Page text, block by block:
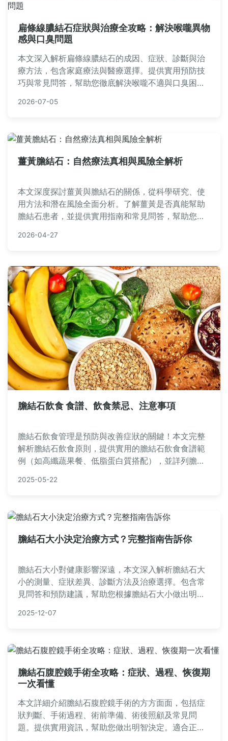
扁條線膿結石症狀與治療全攻略：解決喉嚨異物
感與口臭問題
本文深入解析扁條線膿結石的成因、症狀、診斷與治
療方法，包含家庭療法與醫療選擇。提供實用預防技
巧與常見問答，幫助您徹底解決喉嚨不適與口臭困
用。
2026-07-05
薑黃膽結石：自然療法真相與風險全解析
本文深度探討薑黃與膽結石的關係，從科學研究、使
用方法和潛在風險全面分析。了解薑黃是否真能幫助
膽結石患者，並提供實用指南和常見問答，幫助您做
求自然療法的讀者。
2026-04-27
膽結石飲食 食譜、飲食禁忌、注意事項
膽結石飲食管理是預防與改善症狀的關鍵！本文完整
解析‌膽結石飲食‌原則，提供實用的‌膽結石飲食食譜‌範
例（如高纖蔬果餐、低脂蛋白質搭配），並詳列‌膽結
別提醒‌膽結石飲食注意事項‌：定時定量、細嚼慢嚥及
2025-05-22
膽結石大小決定治療方式？完整指南告訴你
膽結石大小對健康影響深遠，本文深入解析膽結石大
小的測量、症狀差異、診斷方法及治療選擇。包含常
見問答和預防建議，幫助您根據膽結石大小做出明智
疑問。
2025-12-07
膽結石腹腔鏡手術全攻略：症狀、過程、恢復期
一次看懂
本文詳細介紹膽結石腹腔鏡手術的方方面面，包括症
狀判斷、手術過程、術前準備、術後照顧及常見問
題。提供實用資訊，幫助您做出明智決定。適合正在